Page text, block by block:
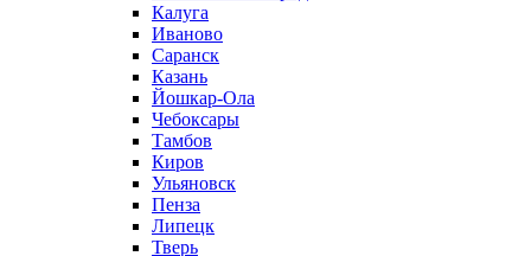
Калуга
Иваново
Саранск
Казань
Йошкар-Ола
Чебоксары
Тамбов
Киров
Ульяновск
Пенза
Липецк
Тверь